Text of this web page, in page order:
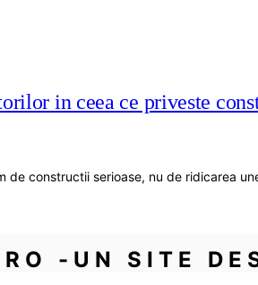
in ceea ce priveste
constructii serioase, nu de ridicarea